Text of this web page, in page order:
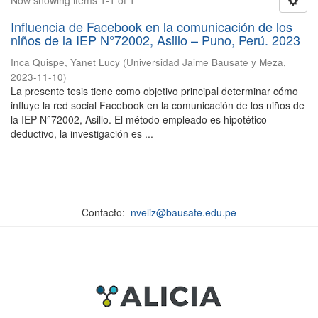
Influencia de Facebook en la comunicación de los
niños de la IEP N°72002, Asillo – Puno, Perú. 2023
Inca Quispe, Yanet Lucy (Universidad Jaime Bausate y Meza,
2023-11-10)
La presente tesis tiene como objetivo principal determinar cómo
influye la red social Facebook en la comunicación de los niños de
la IEP N°72002, Asillo. El método empleado es hipotético –
deductivo, la investigación es ...
Contacto: nveliz@bausate.edu.pe